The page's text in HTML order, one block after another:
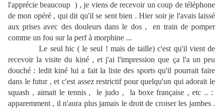
l'apprécie beaucoup ) , je viens de recevoir un coup de téléphone
de mon opéré , qui dit qu'il se sent bien . Hier soir je l'avais laissé
aux prises avec des douleurs dans le dos , en train de pomper
comme un fou sur la perf à morphine ...
Le seul hic ( le seul ! mais de taille) c'est qu'il vient de
recevoir la visite du kiné , et j'ai l'impression que ça l'a un peu
douché : ledit kiné lui a fait la liste des sports qu'il pourrait faire
dans le futur , et c'est assez restrictif pour quelqu'un qui adorait le
squash , aimait le tennis , le judo , la boxe française , etc .. :
apparemment , il n'aura plus jamais le droit de croiser les jambes .